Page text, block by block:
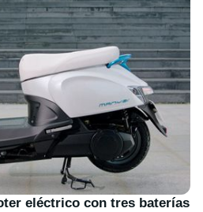
eléctrico con tres baterías